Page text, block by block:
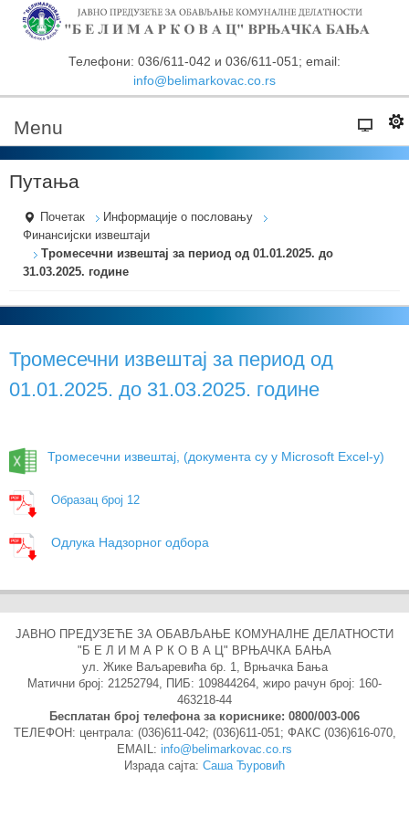
Телефони: 036/611-042 и 036/611-051; email:
info@belimarkovac.co.rs
Menu
Путања
Почетак
Информације о пословању
Финансијски извештаји
Тромесечни извештај за период од 01.01.2025. до
31.03.2025. године
Тромесечни извештај за период од
01.01.2025. до 31.03.2025. године
Тромесечни извештај, (документа су у Microsoft Excel-у)
Образац број 12
Одлука Надзорног одбора
ЈАВНО ПРЕДУЗЕЋЕ ЗА ОБАВЉАЊЕ КОМУНАЛНЕ ДЕЛАТНОСТИ
"Б Е Л И М А Р К О В А Ц" ВРЊАЧКА БАЊА
ул. Жике Ваљаревића бр. 1, Врњачка Бања
Матични број: 21252794, ПИБ: 109844264, жиро рачун број: 160-
463218-44
Бесплатан број телефона за кориснике: 0800/003-006
ТЕЛEФОН: централа: (036)611-042; (036)611-051; ФАКС (036)616-070,
EMAIL: info@belimarkovac.co.rs
Израда сајта: Саша Ђуровић